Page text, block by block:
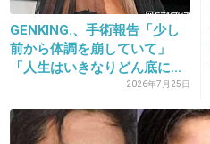
今の方が可愛い。
GENKING.、手術報告「少し
前から体調を崩していて」
「人生はいきなりどん底に...
2026年7月25日